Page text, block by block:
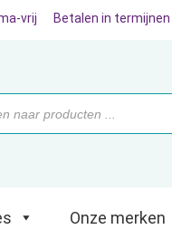
Onze merken
vrij Betalen in termijnen
Onze merken